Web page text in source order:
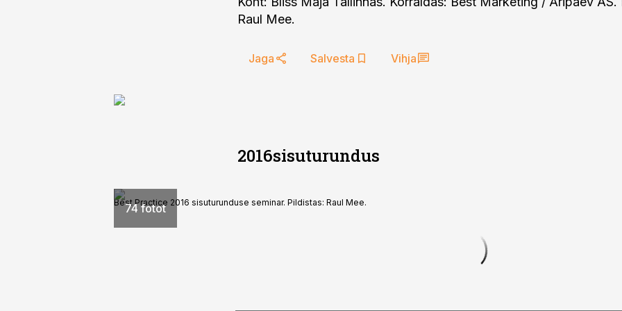
Raul Mee.
Jaga Salvesta Vihja
2016sisuturundus
74 fotot
Best Practice 2016 sisuturunduse seminar. Pildistas: Raul Mee.